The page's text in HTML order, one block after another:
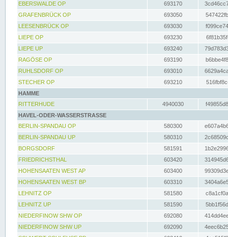
EBERSWALDE OP
693170
GRAFENBRÜCK OP
693050
LEESENBRÜCK OP
693030
LIEPE OP
693230
LIEPE UP
693240
RAGÖSE OP
693190
RUHLSDORF OP
693010
STECHER OP
693210
HAMME
RITTERHUDE
4940030
HAVEL-ODER-WASSERSTRASSE
BERLIN-SPANDAU OP
580300
BERLIN-SPANDAU UP
580310
BORGSDORF
581591
FRIEDRICHSTHAL
603420
HOHENSAATEN WEST AP
603400
HOHENSAATEN WEST BP
603310
LEHNITZ OP
581580
LEHNITZ UP
581590
NIEDERFINOW SHW OP
692080
NIEDERFINOW SHW UP
692090